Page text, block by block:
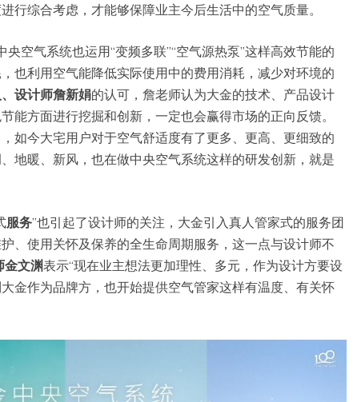
行综合考虑，才能够保障业主今后生活中的空气质量。
央空气系统也运用“变频多联”“空气源热泵”这样高效节能的
也利用空气能降低实际使用中的费用消耗，减少对环境的
设计师詹新娟的认可，詹老师认为大金的技术、产品设计
能方面进行挖掘和创新，一定也会赢得市场的正向反馈。
如今大宅用户对于空气舒适度有了更多、更高、更细致的
地暖、新风，也在做中央空气系统这样的研发创新，就是
服务”也引起了设计师的关注，大金引入真人管家式的服务团
、使用关怀及保养的全生命周期服务，这一点与设计师不
金文渊表示“现在业主想法更加理性、多元，作为设计方要设
金作为品牌方，也开始提供空气管家这样有温度、有关怀